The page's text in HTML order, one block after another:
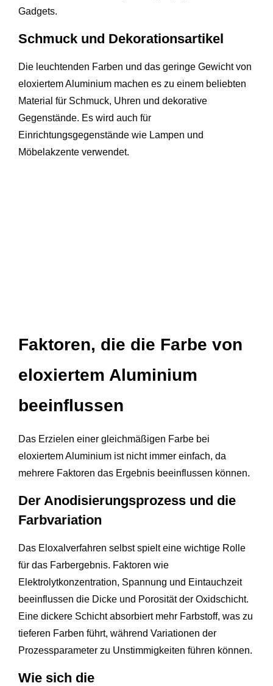
Gadgets.
Schmuck und Dekorationsartikel
Die leuchtenden Farben und das geringe Gewicht von
eloxiertem Aluminium machen es zu einem beliebten
Material für Schmuck, Uhren und dekorative
Gegenstände. Es wird auch für
Einrichtungsgegenstände wie Lampen und
Möbelakzente verwendet.
Faktoren, die die Farbe von
eloxiertem Aluminium
beeinflussen
Das Erzielen einer gleichmäßigen Farbe bei
eloxiertem Aluminium ist nicht immer einfach, da
mehrere Faktoren das Ergebnis beeinflussen können.
Der Anodisierungsprozess und die
Farbvariation
Das Eloxalverfahren selbst spielt eine wichtige Rolle
für das Farbergebnis. Faktoren wie
Elektrolytkonzentration, Spannung und Eintauchzeit
beeinflussen die Dicke und Porosität der Oxidschicht.
Eine dickere Schicht absorbiert mehr Farbstoff, was zu
tieferen Farben führt, während Variationen der
Prozessparameter zu Unstimmigkeiten führen können.
Wie sich die